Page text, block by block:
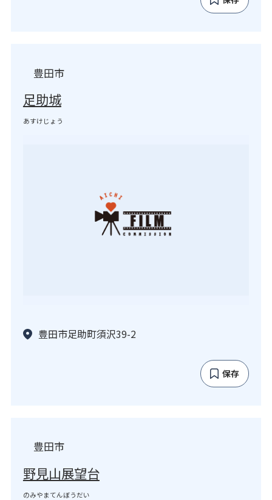
豊田市
足助城
あすけじょう
豊田市足助町須沢39-2
保存
豊田市
野見山展望台
のみやまてんぼうだい